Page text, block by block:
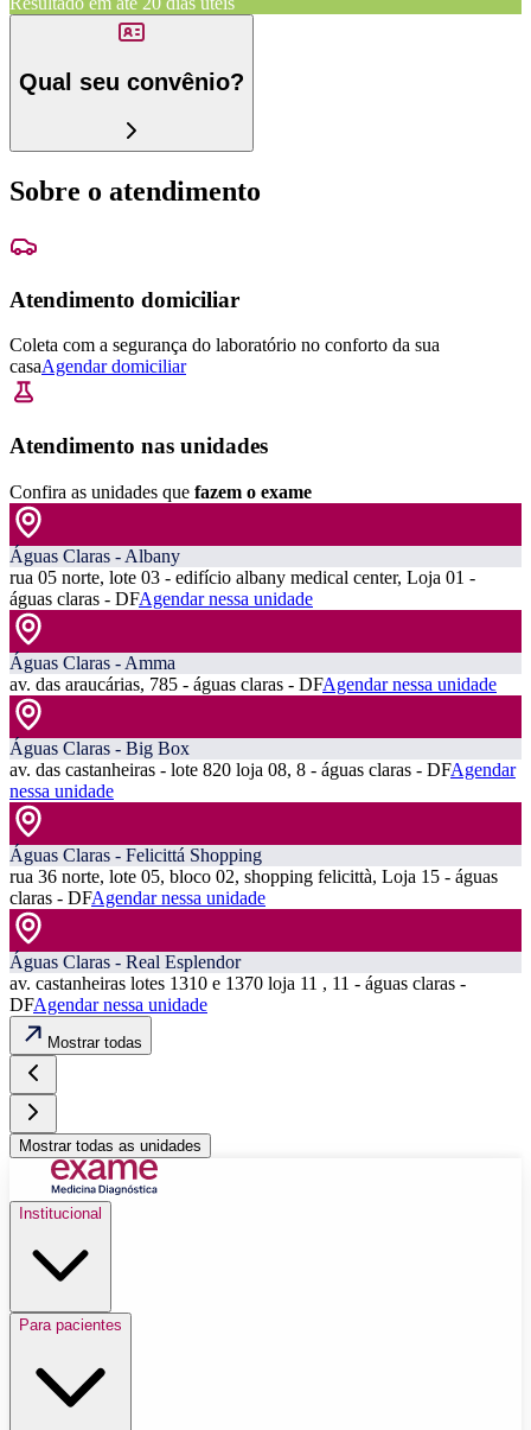
Qual seu convênio?
Sobre o atendimento
Atendimento domiciliar
Coleta com a segurança do laboratório no conforto da sua
casaAgendar domiciliar
Atendimento nas unidades
Confira as unidades que fazem o exame
Águas Claras - Albany
rua 05 norte, lote 03 - edifício albany medical center, Loja 01 -
águas claras - DFAgendar nessa unidade
Águas Claras - Amma
av. das araucárias, 785 - águas claras - DFAgendar nessa unidade
Águas Claras - Big Box
av. das castanheiras - lote 820 loja 08, 8 - águas claras - DFAgendar
nessa unidade
Águas Claras - Felicittá Shopping
rua 36 norte, lote 05, bloco 02, shopping felicittà, Loja 15 - águas
claras - DFAgendar nessa unidade
Águas Claras - Real Esplendor
av. castanheiras lotes 1310 e 1370 loja 11 , 11 - águas claras -
DFAgendar nessa unidade
Mostrar todas
Mostrar todas as unidades
Institucional
Para pacientes